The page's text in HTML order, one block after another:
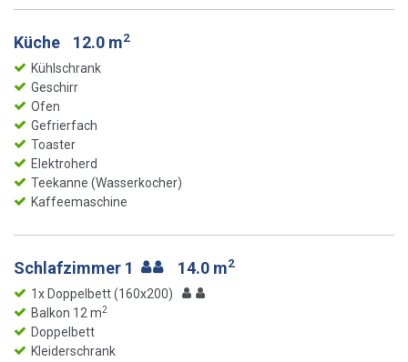
Küche 12.0 m2
Kühlschrank
Geschirr
Ofen
Gefrierfach
Toaster
Elektroherd
Teekanne (Wasserkocher)
Kaffeemaschine
Schlafzimmer 1 14.0 m2
1x Doppelbett (160x200)
Balkon 12 m2
Doppelbett
Kleiderschrank